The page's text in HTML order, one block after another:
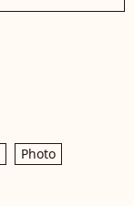
Photo